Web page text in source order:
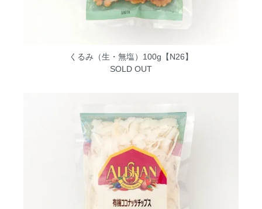
くるみ（生・無塩）100g【N26】
SOLD OUT